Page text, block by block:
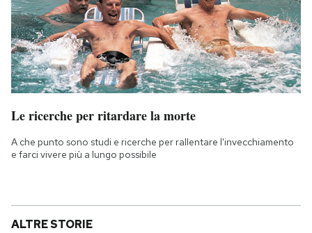
Le ricerche per ritardare la morte
A che punto sono studi e ricerche per rallentare l'invecchiamento
e farci vivere più a lungo possibile
ALTRE STORIE